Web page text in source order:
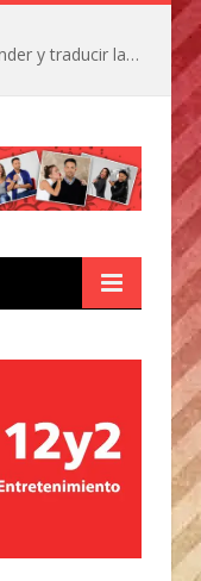
La IA está acercándonos a comprender y traducir las vocalizaciones y comportamientos de nuestras mascotas